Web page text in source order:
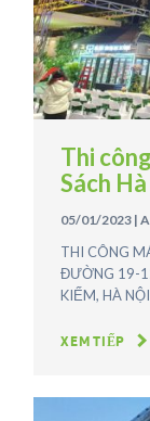
Thi
Sách
05/01/2023 |
THI CÔNG
ĐƯỜNG 19-
KIẾM, HÀ
XEM TIẾP